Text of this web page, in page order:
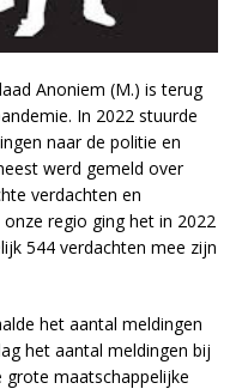
Anoniem (M.) is terug
In 2022 stuurde
naar de politie en
werd gemeld over
verdachten en
regio ging het in 2022
544 verdachten mee zijn
het aantal meldingen
het aantal meldingen bij
maatschappelijke